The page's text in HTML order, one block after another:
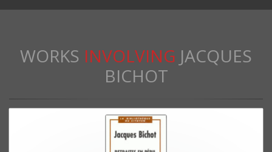
WORKS INVOLVING JACQUES
BICHOT